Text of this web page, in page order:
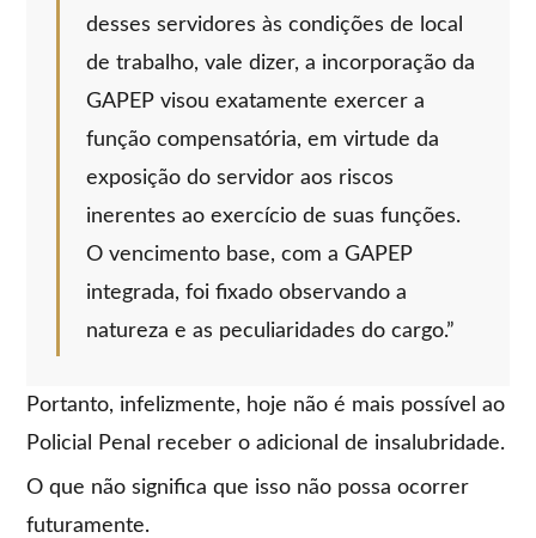
desses servidores às condições de local
de trabalho, vale dizer, a incorporação da
GAPEP visou exatamente exercer a
função compensatória, em virtude da
exposição do servidor aos riscos
inerentes ao exercício de suas funções.
O vencimento base, com a GAPEP
integrada, foi fixado observando a
natureza e as peculiaridades do cargo.”
Portanto, infelizmente, hoje não é mais possível ao
Policial Penal receber o adicional de insalubridade.
O que não significa que isso não possa ocorrer
futuramente.